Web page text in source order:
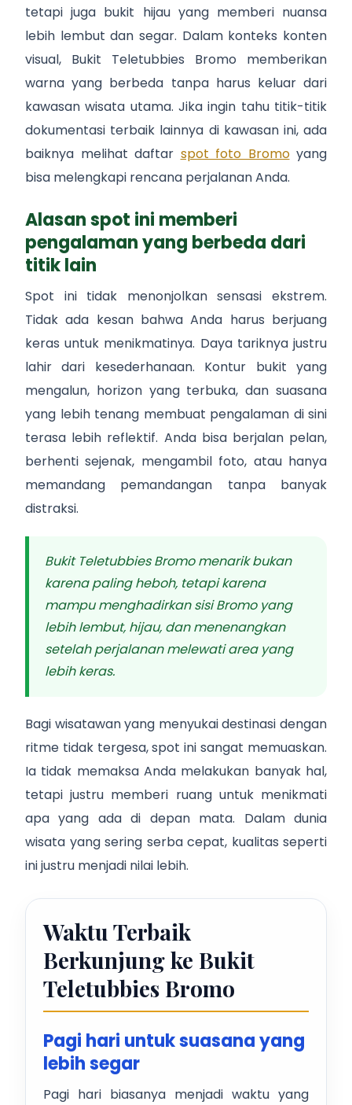
tetapi juga bukit hijau yang memberi nuansa
lebih lembut dan segar. Dalam konteks konten
visual, Bukit Teletubbies Bromo memberikan
warna yang berbeda tanpa harus keluar dari
kawasan wisata utama. Jika ingin tahu titik-titik
dokumentasi terbaik lainnya di kawasan ini, ada
baiknya melihat daftar spot foto Bromoyang
bisa melengkapi rencana perjalanan Anda.
Alasan spot ini memberi
pengalaman yang berbeda dari
titik lain
Spot ini tidak menonjolkan sensasi ekstrem.
Tidak ada kesan bahwa Anda harus berjuang
keras untuk menikmatinya. Daya tariknya justru
lahir dari kesederhanaan. Kontur bukit yang
mengalun, horizon yang terbuka, dan suasana
yang lebih tenang membuat pengalaman di sini
terasa lebih reflektif. Anda bisa berjalan pelan,
berhenti sejenak, mengambil foto, atau hanya
memandang pemandangan tanpa banyak
distraksi.
Bukit Teletubbies Bromo menarik bukan
karena paling heboh, tetapi karena
mampu menghadirkan sisi Bromo yang
lebih lembut, hijau, dan menenangkan
setelah perjalanan melewati area yang
lebih keras.
Bagi wisatawan yang menyukai destinasi dengan
ritme tidak tergesa, spot ini sangat memuaskan.
Ia tidak memaksa Anda melakukan banyak hal,
tetapi justru memberi ruang untuk menikmati
apa yang ada di depan mata. Dalam dunia
wisata yang sering serba cepat, kualitas seperti
ini justru menjadi nilai lebih.
Waktu Terbaik
Berkunjung ke Bukit
Teletubbies Bromo
Pagi hari untuk suasana yang
lebih segar
Pagi hari biasanya menjadi waktu yang